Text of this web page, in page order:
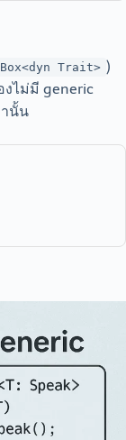
Box<dyn Trait> )
งไม่มี generic
านั้น